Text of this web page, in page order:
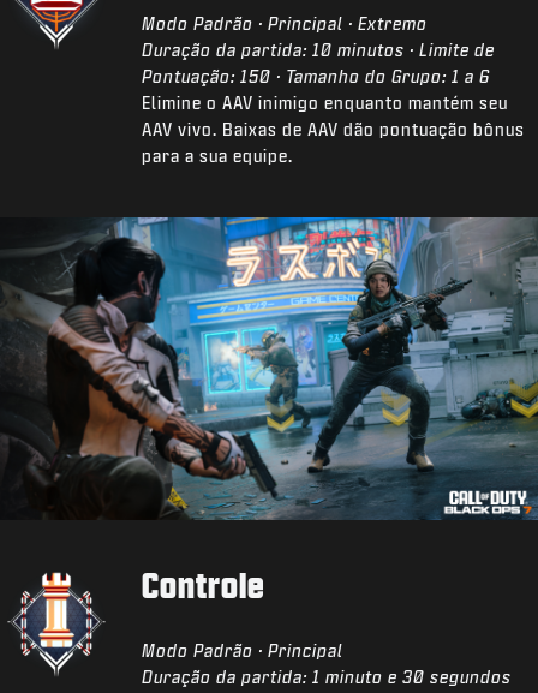
Modo Padrão · Principal · Extremo
Duração da partida: 10 minutos · Limite de
Pontuação: 150 · Tamanho do Grupo: 1 a 6
Elimine o AAV inimigo enquanto mantém seu
AAV vivo. Baixas de AAV dão pontuação bônus
para a sua equipe.
Controle
Modo Padrão · Principal
Duração da partida: 1 minuto e 30 segundos